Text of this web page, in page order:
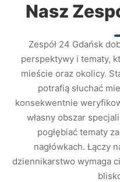
Nasz
Zespół 24 Gdańsk
perspektywy i tematy,
mieście oraz okolicy.
potrafią słuchać
konsekwentnie
własny obszar
pogłębiać tematy
nagłówkach. Łączy
dziennikarstwo wymaga